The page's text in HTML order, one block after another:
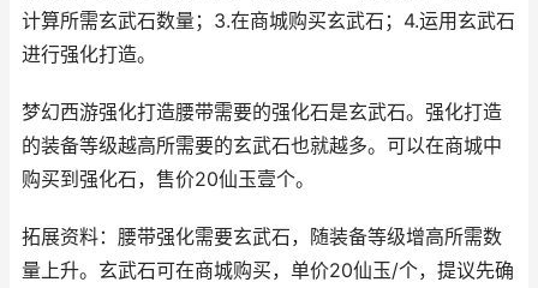
计算所需玄武石数量；3.在商城购买玄武石；4.运用玄武石
进行强化打造。
梦幻西游强化打造腰带需要的强化石是玄武石。强化打造
的装备等级越高所需要的玄武石也就越多。可以在商城中
购买到强化石，售价20仙玉壹个。
拓展资料：腰带强化需要玄武石，随装备等级增高所需数
量上升。玄武石可在商城购买，单价20仙玉/个，提议先确